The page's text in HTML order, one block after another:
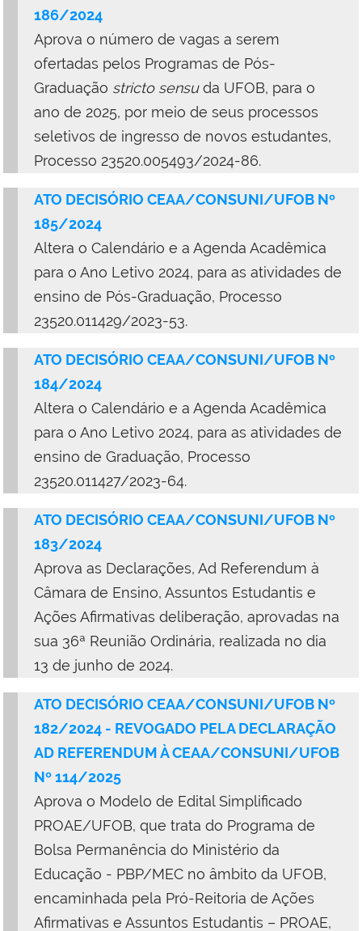
186/2024
Aprova o número de vagas a serem
ofertadas pelos Programas de Pós-
Graduação stricto sensuda UFOB, para o
ano de 2025, por meio de seus processos
seletivos de ingresso de novos estudantes,
Processo 23520.005493/2024-86.
ATO DECISÓRIO CEAA/CONSUNI/UFOB Nº
185/2024
Altera o Calendário e a Agenda Acadêmica
para o Ano Letivo 2024, para as atividades de
ensino de Pós-Graduação, Processo
23520.011429/2023-53.
ATO DECISÓRIO CEAA/CONSUNI/UFOB Nº
184/2024
Altera o Calendário e a Agenda Acadêmica
para o Ano Letivo 2024, para as atividades de
ensino de Graduação, Processo
23520.011427/2023-64.
ATO DECISÓRIO CEAA/CONSUNI/UFOB Nº
183/2024
Aprova as Declarações, Ad Referendum à
Câmara de Ensino, Assuntos Estudantis e
Ações Afirmativas deliberação, aprovadas na
sua 36ª Reunião Ordinária, realizada no dia
13 de junho de 2024.
ATO DECISÓRIO CEAA/CONSUNI/UFOB Nº
182/2024 - REVOGADO PELA DECLARAÇÃO
AD REFERENDUM À CEAA/CONSUNI/UFOB
Nº 114/2025
Aprova o Modelo de Edital Simplificado
PROAE/UFOB, que trata do Programa de
Bolsa Permanência do Ministério da
Educação - PBP/MEC no âmbito da UFOB,
encaminhada pela Pró-Reitoria de Ações
Afirmativas e Assuntos Estudantis – PROAE,